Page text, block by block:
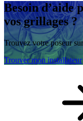
Besoin d’aide
vos grillages ?
Trouvez votre poseur
Trouver mon installateur